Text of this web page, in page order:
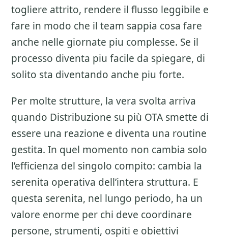
togliere attrito, rendere il flusso leggibile e
fare in modo che il team sappia cosa fare
anche nelle giornate piu complesse. Se il
processo diventa piu facile da spiegare, di
solito sta diventando anche piu forte.
Per molte strutture, la vera svolta arriva
quando Distribuzione su più OTA smette di
essere una reazione e diventa una routine
gestita. In quel momento non cambia solo
l’efficienza del singolo compito: cambia la
serenita operativa dell’intera struttura. E
questa serenita, nel lungo periodo, ha un
valore enorme per chi deve coordinare
persone, strumenti, ospiti e obiettivi